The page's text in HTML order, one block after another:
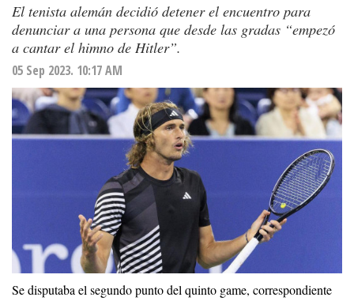
El tenista alemán decidió detener el encuentro para
denunciar a una persona que desde las gradas “empezó
a cantar el himno de Hitler”.
05 Sep 2023. 10:17 AM
Se disputaba el segundo punto del quinto game, correspondiente